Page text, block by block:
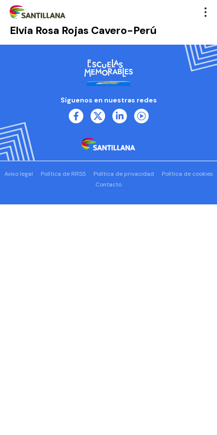
Elvia Rosa Rojas Cavero-Perú
Síguenos en nuestras redes
Aviso legal Política de RRSS Política de privacidad
Política de cookies
Contacto